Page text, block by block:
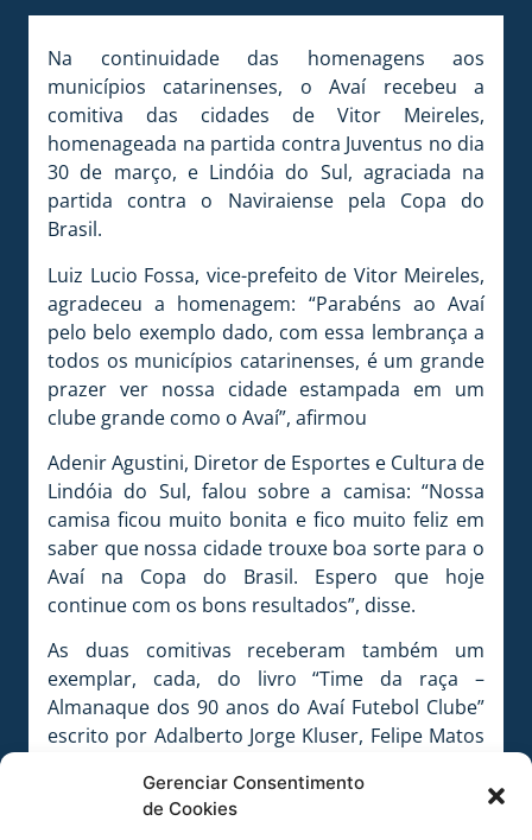
Gerenciar Consentimento
de Cookies
Na continuidade das homenagens aos
municípios catarinenses, o Avaí recebeu a
comitiva das cidades de Vitor Meireles,
homenageada na partida contra Juventus no dia
30 de março, e Lindóia do Sul, agraciada na
partida contra o Naviraiense pela Copa do
Brasil.
Luiz Lucio Fossa, vice-prefeito de Vitor Meireles,
agradeceu a homenagem: “Parabéns ao Avaí
pelo belo exemplo dado, com essa lembrança a
todos os municípios catarinenses, é um grande
prazer ver nossa cidade estampada em um
clube grande como o Avaí”, afirmou
Adenir Agustini, Diretor de Esportes e Cultura de
Lindóia do Sul, falou sobre a camisa: “Nossa
camisa ficou muito bonita e fico muito feliz em
saber que nossa cidade trouxe boa sorte para o
Avaí na Copa do Brasil. Espero que hoje
continue com os bons resultados”, disse.
As duas comitivas receberam também um
exemplar, cada, do livro “Time da raça –
Almanaque dos 90 anos do Avaí Futebol Clube”
escrito por Adalberto Jorge Kluser, Felipe Matos
autografada pelo vice-presidente do Conselho
Deliberativo, Spyros Diamantaras.